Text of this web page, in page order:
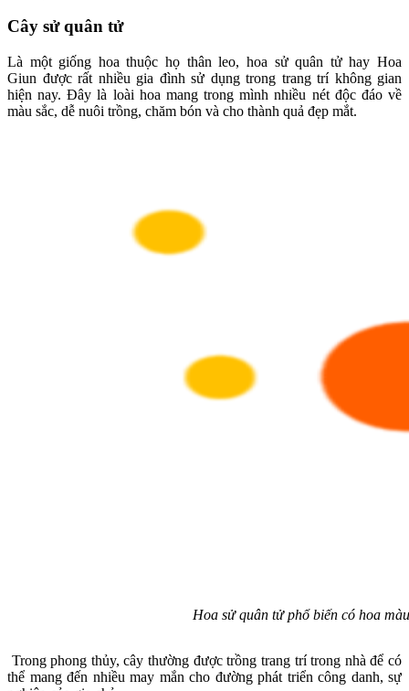
Cây sử quân tử
Là một giống hoa thuộc họ thân leo, hoa sử quân tử hay Hoa
Giun được rất nhiều gia đình sử dụng trong trang trí không gian
hiện nay. Đây là loài hoa mang trong mình nhiều nét độc đáo về
màu sắc, dễ nuôi trồng, chăm bón và cho thành quả đẹp mắt.
Hoa sử quân tử phổ biến có hoa
Trong phong thủy, cây thường được trồng trang trí trong nhà để có
thể mang đến nhiều may mắn cho đường phát triển công danh, sự